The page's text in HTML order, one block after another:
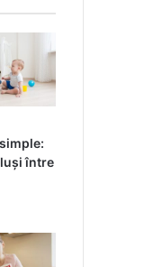
între